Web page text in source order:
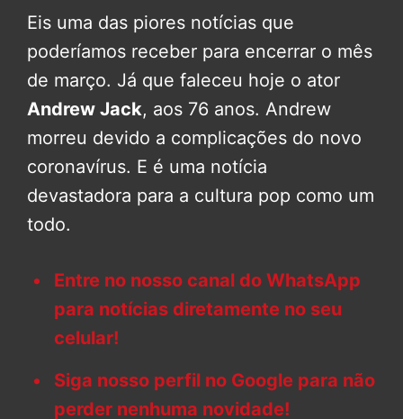
Eis uma das piores notícias que
poderíamos receber para encerrar o mês
de março. Já que faleceu hoje o ator
Andrew Jack, aos 76 anos. Andrew
morreu devido a complicações do novo
coronavírus. E é uma notícia
devastadora para a cultura pop como um
todo.
Entre no nosso canal do WhatsApp
para notícias diretamente no seu
celular!
Siga nosso perfil no Google para não
perder nenhuma novidade!